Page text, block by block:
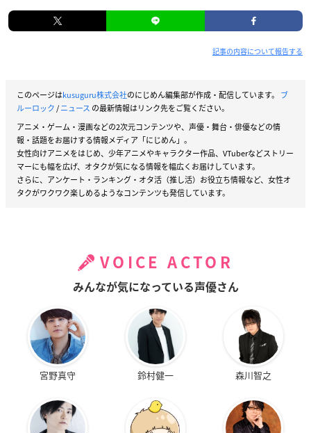
記事の内容について報告する
このページはkusuguru株式会社のにじめん編集部が作成・配信しています。 ブ
ルーロック/ニュース の最新情報はリンク先をご覧ください。
アニメ・ゲーム・漫画などの2次元コンテンツや、声優・舞台・俳優などの情
報・話題をお届けする情報メディア「にじめん」。
女性向けアニメをはじめ、少年アニメやキャラクター作品、VTuberなどストリー
マーにも幅を広げ、オタクが気になる情報を幅広くお届けしています。
さらに、アンケート・ランキング・オタ活（推し活）お役立ち情報など、女性オ
タクがワクワク楽しめるようなコンテンツも発信しています。
VOICE ACTOR
みんなが気になっている声優さん
宮野真守 鈴村健一 森川智之